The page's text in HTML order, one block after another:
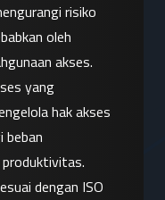
risiko
oleh
akses.
yang
hak akses
beban
dengan ISO